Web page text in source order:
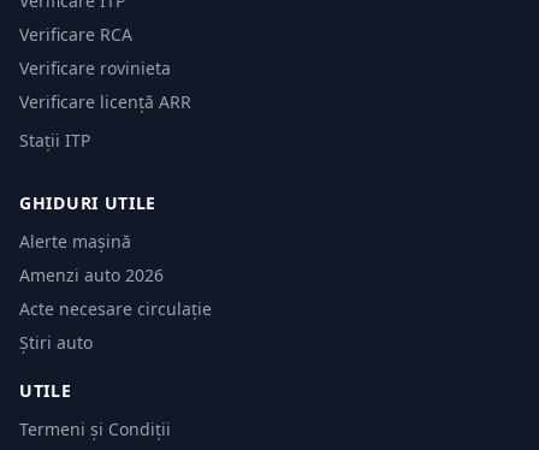
Verificare RCA
Verificare rovinieta
Verificare licență ARR
Stații ITP
GHIDURI UTILE
Alerte mașină
Amenzi auto 2026
Acte necesare circulație
Știri auto
UTILE
Termeni și Condiții